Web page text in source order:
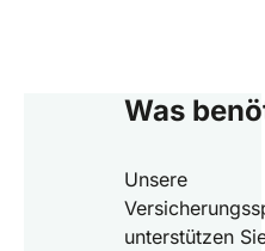
Was
Unsere
unterstützen